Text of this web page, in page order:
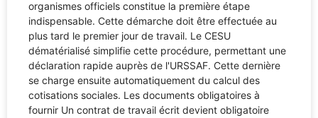
organismes officiels constitue la première étape
indispensable. Cette démarche doit être effectuée au
plus tard le premier jour de travail. Le CESU
dématérialisé simplifie cette procédure, permettant une
déclaration rapide auprès de l'URSSAF. Cette dernière
se charge ensuite automatiquement du calcul des
cotisations sociales. Les documents obligatoires à
fournir Un contrat de travail écrit devient obligatoire